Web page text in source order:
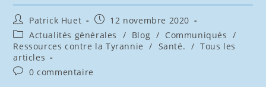
Auteur/autrice
de
la
publication :
Patrick Huet
Publication
publiée :
12 novembre 2020
Post
category:
Actualités générales / Blog / Communiqués /
Ressources contre la Tyrannie
/ Santé. / Tous les
articles
Commentaires
0 commentaire